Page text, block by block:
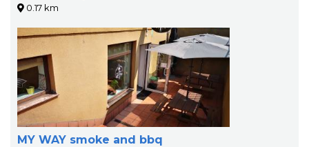
0.17 km
MY WAY smoke and bbq